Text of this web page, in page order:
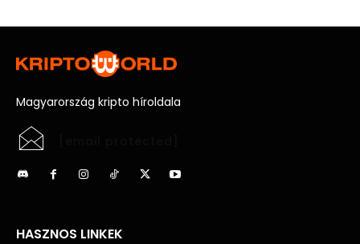
Magyarország kripto híroldala
HASZNOS LINKEK